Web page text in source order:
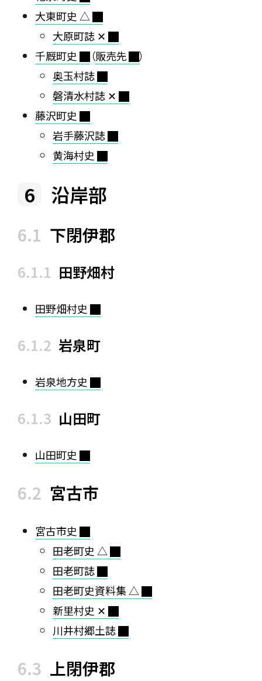
大東町史 △
大原町誌 ✕
千厩町史
（販売先
）
奥玉村誌
磐清水村誌 ✕
藤沢町史
岩手藤沢誌
黄海村史
沿岸部
下閉伊郡
田野畑村
田野畑村史
岩泉町
岩泉地方史
山田町
山田町史
宮古市
宮古市史
田老町史 △
田老町誌
田老町史資料集 △
新里村史 ✕
川井村郷土誌
上閉伊郡